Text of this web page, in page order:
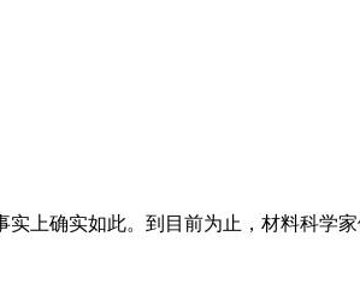
上确实如此。到目前为止，材料科学